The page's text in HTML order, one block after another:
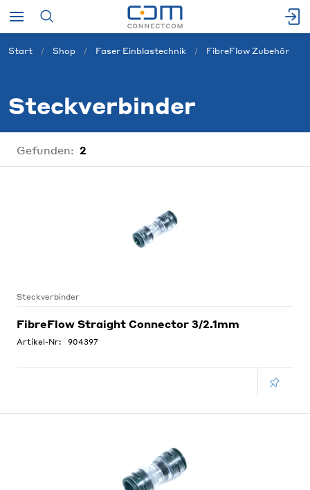
Start Shop Faser Einblastechnik FibreFlow Zubehör
Steckverbinder
Gefunden: 2
Steckverbinder
FibreFlow Straight Connector 3/2.1mm
Artikel-Nr: 904397